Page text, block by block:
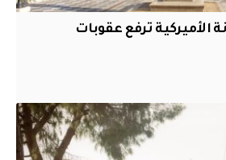
الأميركية ترفع عقوبات